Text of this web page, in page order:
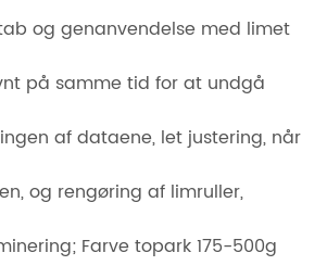
og genanvendelse med limet
på samme tid for at undgå
af ​​dataene, let justering, når
og rengøring af limruller,
Farve topark 175-500g